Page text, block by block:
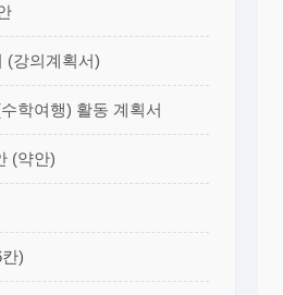
만원
원 ④ 250이상 ⑤ 기타(
에 응해 주셔서 대단히 감사합니
(강의계획서)
학여행) 활동 계획서
(약안)
)